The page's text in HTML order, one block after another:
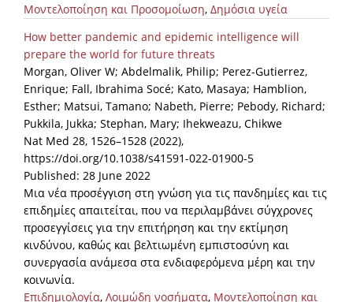
Μοντελοποίηση και Προσομοίωση, Δημόσια υγεία
How better pandemic and epidemic intelligence will
prepare the world for future threats
Morgan, Oliver W; Abdelmalik, Philip; Perez-Gutierrez,
Enrique; Fall, Ibrahima Socé; Kato, Masaya; Hamblion,
Esther; Matsui, Tamano; Nabeth, Pierre; Pebody, Richard;
Pukkila, Jukka; Stephan, Mary; Ihekweazu, Chikwe
Nat Med 28, 1526–1528 (2022),
https://doi.org/10.1038/s41591-022-01900-5
Published: 28 June 2022
Mια νέα προσέγγιση στη γνώση για τις πανδημίες και τις
επιδημίες απαιτείται, που να περιλαμβάνει σύγχρονες
προσεγγίσεις για την επιτήρηση και την εκτίμηση
κινδύνου, καθώς και βελτιωμένη εμπιστοσύνη και
συνεργασία ανάμεσα στα ενδιαφερόμενα μέρη και την
κοινωνία.
Επιδημιολογία, Λοιμώδη νοσήματα, Μοντελοποίηση και